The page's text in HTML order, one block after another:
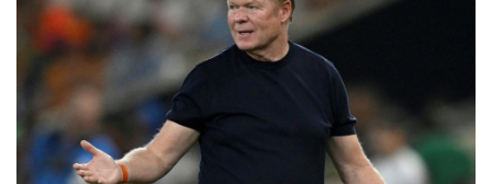
Feiertagsfahrverbot für Lkw
Millionendeal perfekt: Diomande wechselt nach Madrid
US-Republikaner wollen früheren Corona-Berater Fauci vor
Gericht stellen lassen
Forlán wird Nationaltrainer in Uruguay
Böden in Deutschland ähnlich trocken wie in Dürrejahren 2018